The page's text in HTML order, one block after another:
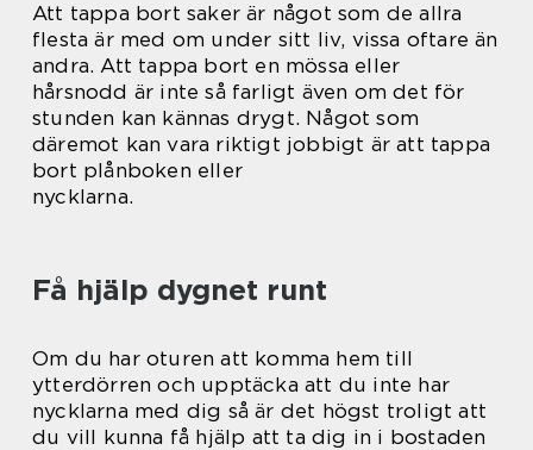
Att tappa bort saker är något som de allra
flesta är med om under sitt liv, vissa oftare än
andra. Att tappa bort en mössa eller
hårsnodd är inte så farligt även om det för
stunden kan kännas drygt. Något som
däremot kan vara riktigt jobbigt är att tappa
bort plånboken eller
nycklarna.
Få hjälp dygnet runt
Om du har oturen att komma hem till
ytterdörren och upptäcka att du inte har
nycklarna med dig så är det högst troligt att
du vill kunna få hjälp att ta dig in i bostaden